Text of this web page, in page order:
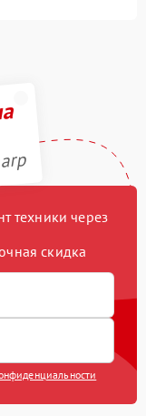
техники через
скидка